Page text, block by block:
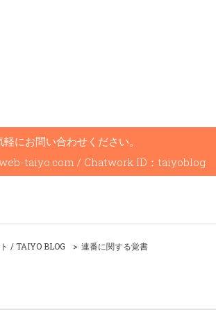
にお問い合わせください。
taiyo.com / Chatwork ID：taiyoblog
/ TAIYO BLOG 連番に関する覚書